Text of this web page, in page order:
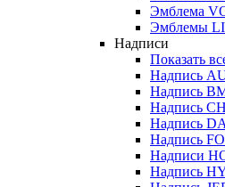
Эмблема
Эмблемы LI
Надписи
Показать
Надпись
Надпись
Надпись
Надпись
Надпись
Надписи
Надпись